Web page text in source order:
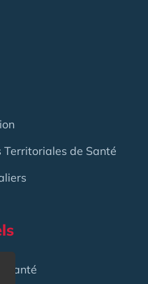
Territoriales de Santé
Santé